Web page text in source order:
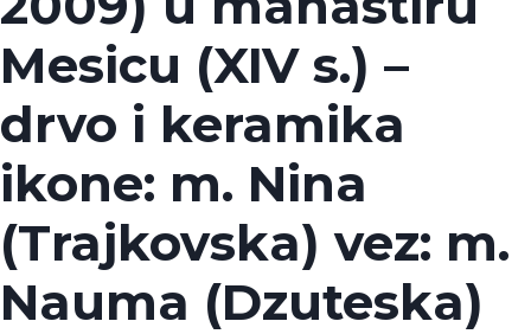
Mesicu (XIV s.) –
drvo i keramika
ikone: m. Nina
(Trajkovska) vez: m.
Nauma (Dzuteska)